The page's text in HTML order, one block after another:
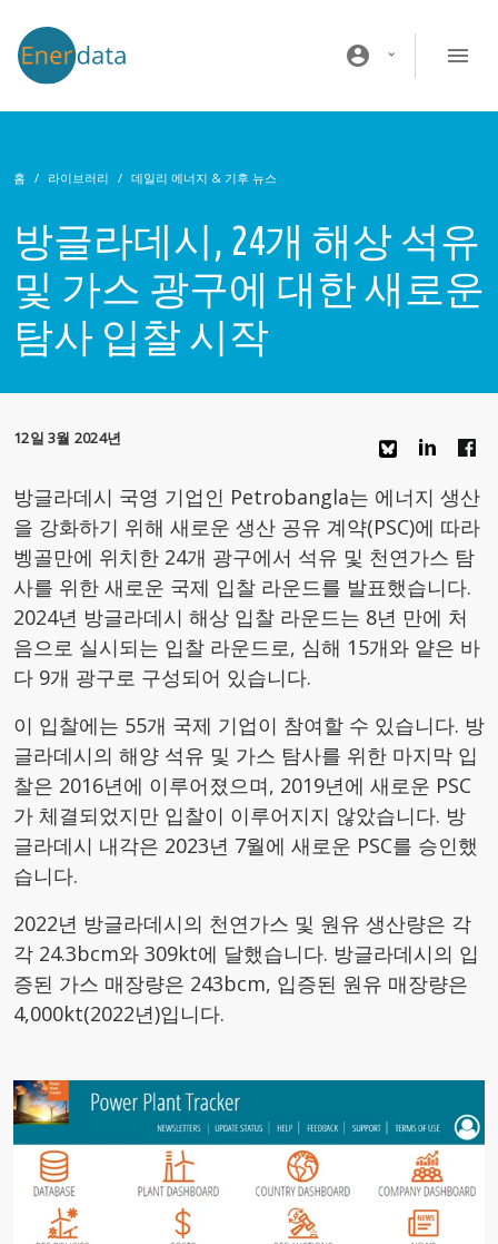
account_circle
홈 라이브러리 데일리 에너지 & 기후 뉴스
방글라데시, 24개 해상 석유
및 가스 광구에 대한 새로운
탐사 입찰 시작
12일 3월 2024년
방글라데시 국영 기업인 Petrobangla는 에너지 생산
을 강화하기 위해 새로운 생산 공유 계약(PSC)에 따라
벵골만에 위치한 24개 광구에서 석유 및 천연가스 탐
사를 위한 새로운 국제 입찰 라운드를 발표했습니다.
2024년 방글라데시 해상 입찰 라운드는 8년 만에 처
음으로 실시되는 입찰 라운드로, 심해 15개와 얕은 바
다 9개 광구로 구성되어 있습니다.
이 입찰에는 55개 국제 기업이 참여할 수 있습니다. 방
글라데시의 해양 석유 및 가스 탐사를 위한 마지막 입
찰은 2016년에 이루어졌으며, 2019년에 새로운 PSC
가 체결되었지만 입찰이 이루어지지 않았습니다. 방
글라데시 내각은 2023년 7월에 새로운 PSC를 승인했
습니다.
2022년 방글라데시의 천연가스 및 원유 생산량은 각
각 24.3bcm와 309kt에 달했습니다. 방글라데시의 입
증된 가스 매장량은 243bcm, 입증된 원유 매장량은
4,000kt(2022년)입니다.